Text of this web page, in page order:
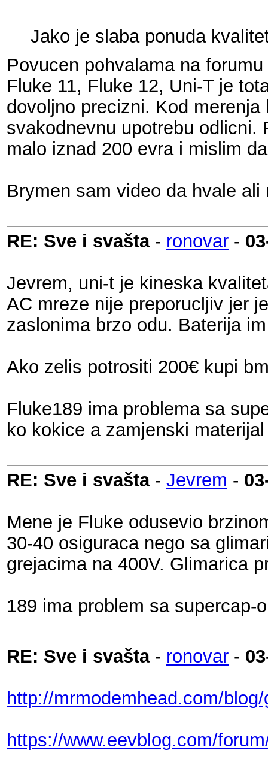
Jako je slaba ponuda
Povucen pohvalama na
Fluke 11, Fluke 12, Uni-T je
dovoljno precizni. Kod
svakodnevnu upotrebu
malo iznad 200 evra i mislim
Brymen sam video da hvale
RE: Sve i svašta- ronovar -
Jevrem, uni-t je kineska
AC mreze nije preporucljiv jer
zaslonima brzo odu. Baterija
Ako zelis potrositi 200€ kupi
Fluke189 ima problema sa
ko kokice a zamjenski
RE: Sve i svašta- Jevrem -
Mene je Fluke odusevio
30-40 osiguraca nego sa
grejacima na 400V. Glimarica
189 ima problem sa supercap-
RE: Sve i svašta- ronovar -
http://mrmodemhead.com/
https://www.eevblog.com/